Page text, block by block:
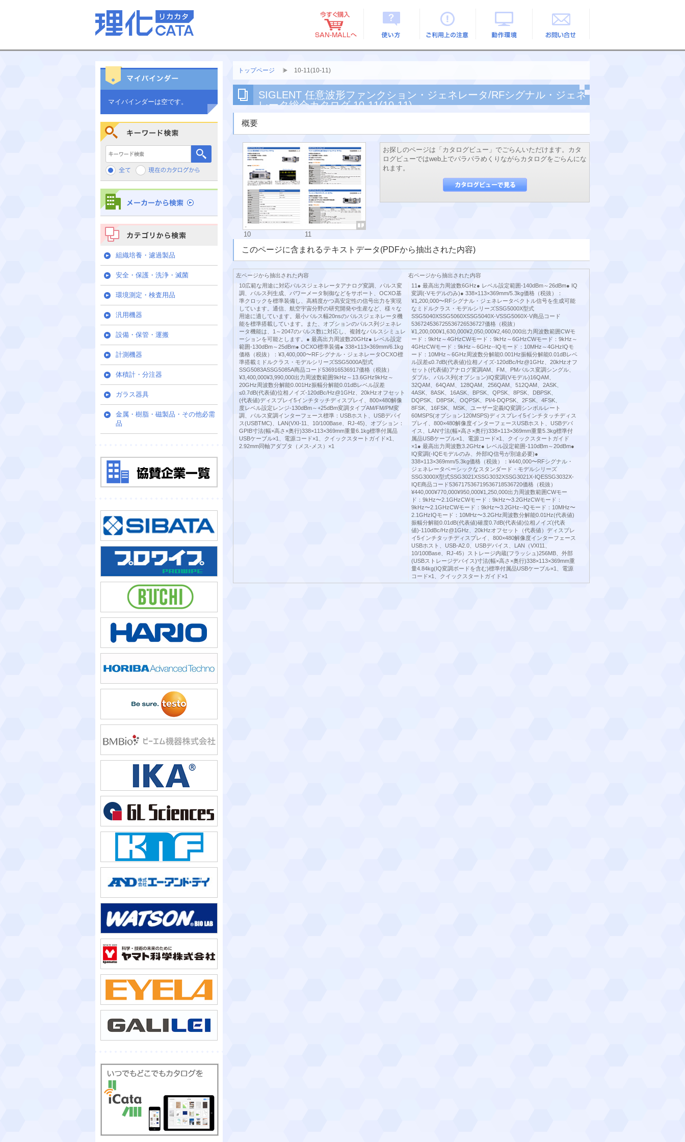
トップページ 10-11(10-11)
SIGLENT 任意波形ファンクション・ジェネレータ/RFシグナル・ジェネ
レータ総合カタログ 10-11(10-11)
概要
10 11
お探しのページは「カタログビュー」でごらんいただけます。カタ
ログビューではweb上でパラパラめくりながらカタログをごらんにな
れます。
このページに含まれるテキストデータ(PDFから抽出された内容)
左ページから抽出された内容
10広範な用途に対応パルスジェネレータアナログ変調、パルス変
調、パルス列生成、パワーメータ制御などをサポート、OCXO基
準クロックを標準装備し、高精度かつ高安定性の信号出力を実現
しています。通信、航空宇宙分野の研究開発や生産など、様々な
用途に適しています。最小パルス幅20nsのパルスジェネレータ機
能を標準搭載しています。また、オプションのパルス列ジェネレ
ータ機能は、1～2047のパルス数に対応し、複雑なパルスシミュレ
ーションを可能とします。● 最高出力周波数20GHz● レベル設定
範囲-130dBm～25dBm● OCXO標準装備● 338×113×369mm/6.1kg
価格（税抜）：¥3,400,000〜RFシグナル・ジェネレータOCXO標
準搭載ミドルクラス・モデルシリーズSSG5000A型式
SSG5083ASSG5085A商品コード536916536917価格（税抜）
¥3,400,000¥3,990,000出力周波数範囲9kHz～13.6GHz9kHz～
20GHz周波数分解能0.001Hz振幅分解能0.01dBレベル誤差
≤0.7dB(代表値)位相ノイズ-120dBc/Hz@1GHz、20kHzオフセット
(代表値)ディスプレイ5インチタッチディスプレイ、800×480解像
度レベル設定レンジ-130dBm～+25dBm変調タイプAM/FM/PM変
調、パルス変調インターフェース標準：USBホスト、USBデバイ
ス(USBTMC)、LAN(VXI-11、10/100Base、RJ-45)、オプション：
GPIB寸法(幅×高さ×奥行)338×113×369mm重量6.1kg標準付属品
USBケーブル×1、電源コード×1、クイックスタートガイド×1、
2.92mm同軸アダプタ（メス-メス）×1
右ページから抽出された内容
11● 最高出力周波数6GHz● レベル設定範囲-140dBm～26dBm● IQ
変調(-Vモデルのみ)● 338×113×369mm/5.3kg価格（税抜）：
¥1,200,000〜RFシグナル・ジェネレータベクトル信号を生成可能
なミドルクラス・モデルシリーズSSG5000X型式
SSG5040XSSG5060XSSG5040X-VSSG5060X-V商品コード
536724536725536726536727価格（税抜）
¥1,200,000¥1,630,000¥2,050,000¥2,460,000出力周波数範囲CWモ
ード：9kHz～4GHzCWモード：9kHz～6GHzCWモード：9kHz～
4GHzCWモード：9kHz～6GHz--IQモード：10MHz～4GHzIQモ
ード：10MHz～6GHz周波数分解能0.001Hz振幅分解能0.01dBレベ
ル誤差≤0.7dB(代表値)位相ノイズ-120dBc/Hz@1GHz、20kHzオフ
セット(代表値)アナログ変調AM、FM、PMパルス変調シングル、
ダブル、パルス列(オプション)IQ変調(Vモデル)16QAM、
32QAM、64QAM、128QAM、256QAM、512QAM、2ASK、
4ASK、8ASK、16ASK、BPSK、QPSK、8PSK、DBPSK、
DQPSK、D8PSK、OQPSK、PI/4-DQPSK、2FSK、4FSK、
8FSK、16FSK、MSK、ユーザー定義IQ変調シンボルレート
60MSPS(オプション120MSPS)ディスプレイ5インチタッチディス
プレイ、800×480解像度インターフェースUSBホスト、USBデバ
イス、LAN寸法(幅×高さ×奥行)338×113×369mm重量5.3kg標準付
属品USBケーブル×1、電源コード×1、クイックスタートガイド
×1● 最高出力周波数3.2GHz● レベル設定範囲-110dBm～20dBm●
IQ変調(-IQEモデルのみ、外部IQ信号が別途必要)●
338×113×369mm/5.3kg価格（税抜）：¥440,000〜RFシグナル・
ジェネレータベーシックなスタンダード・モデルシリーズ
SSG3000X型式SSG3021XSSG3032XSSG3021X-IQESSG3032X-
IQE商品コード536717536719536718536720価格（税抜）
¥440,000¥770,000¥950,000¥1,250,000出力周波数範囲CWモー
ド：9kHz〜2.1GHzCWモード：9kHz〜3.2GHzCWモード：
9kHz〜2.1GHzCWモード：9kHz〜3.2GHz--IQモード：10MHz〜
2.1GHzIQモード：10MHz〜3.2GHz周波数分解能0.01Hz(代表値)
振幅分解能0.01dB(代表値)確度0.7dB(代表値)位相ノイズ(代表
値)-110dBc/Hz@1GHz、20kHzオフセット（代表値）ディスプレ
イ5インチタッチディスプレイ、800×480解像度インターフェース
USBホスト、USB-A2.0、USBデバイス、LAN（VXI11、
10/100Base、RJ-45）ストレージ内蔵(フラッシュ)256MB、外部
(USBストレージデバイス)寸法(幅×高さ×奥行)338×113×369mm重
量4.84kg(IQ変調ボードを含む)標準付属品USBケーブル×1、電源
コード×1、クイックスタートガイド×1
マイバインダーは空です。
キーワード検索
カテゴリから検索
組織培養・濾過製品
安全・保護・洗浄・滅菌
環境測定・検査用品
汎用機器
設備・保管・運搬
計測機器
体積計・分注器
ガラス器具
金属・樹脂・磁製品・その他必需
品